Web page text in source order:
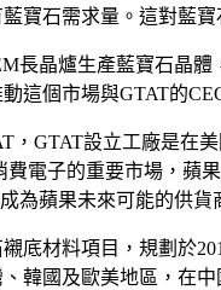
寶石需求量。這對藍
長晶爐生產藍寶石晶
這個市場與GTAT的
，GTAT設立工廠是在
電子的重要市場，蘋
為蘋果未來可能的供貨
底材料項目，規劃於
韓國及歐美地區，在